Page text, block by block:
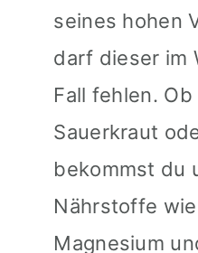
seines hohen
darf dieser im
Fall fehlen. Ob
Sauerkraut
bekommst du
Nährstoffe
Magnesium